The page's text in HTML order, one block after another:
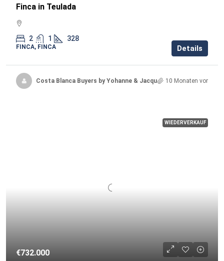
Finca in Teulada
2 1 328
FINCA, FINCA Details
Costa Blanca Buyers by Yohanne & Jacqueline10 Monaten vor
WIEDERVERKAUF
€732.000